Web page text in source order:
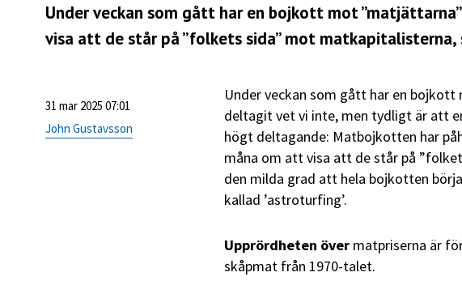
Under veckan som gått har en bojkott mot
visa att de står på ”folkets sida” mot matkapitalisterna,
31 mar 2025 07:01
John Gustavsson
Under veckan som gått har en
deltagit vet vi inte, men tydligt är att
högt deltagande: Matbojkotten har
måna om att visa att de står på
den milda grad att hela bojkotten
kallad ’astroturfing’.
Upprördheten över matpriserna är
skåpmat från 1970-talet.